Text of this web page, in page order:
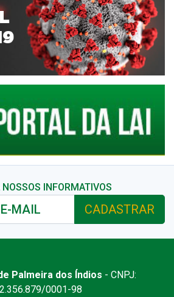
NOSSOS INFORMATIVOS
CADASTRAR
Palmeira dos Índios - CNPJ:
0001-98